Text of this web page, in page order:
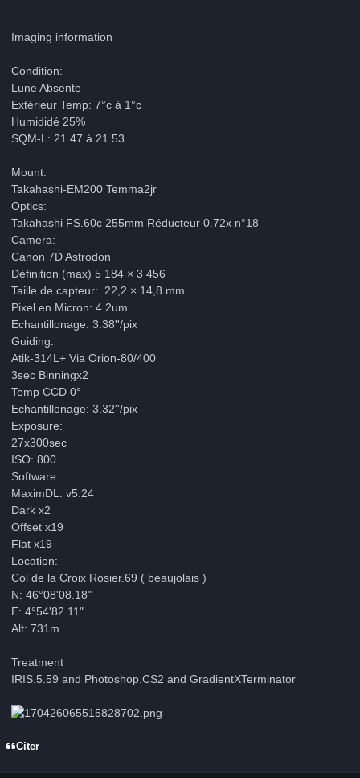
Imaging information
Condition:
Lune Absente
Extérieur Temp: 7°c à 1°c
Humididé 25%
SQM-L: 21.47 à 21.53
Mount:
Takahashi-EM200 Temma2jr
Optics:
Takahashi FS.60c 255mm Réducteur 0.72x n°18
Camera:
Canon 7D Astrodon
Définition (max) 5 184 × 3 456
Taille de capteur‎: ‎ 22,2 × 14,8 mm
Pixel en Micron: 4.2um
Echantillonage: 3.38''/pix
Guiding:
Atik-314L+ Via Orion-80/400
3sec Binningx2
Temp CCD 0°
Echantillonage: 3.32''/pix
Exposure:
27x300sec
ISO: 800
Software:
MaximDL. v5.24
Dark x2
Offset x19
Flat x19
Location:
Col de la Croix Rosier.69 ( beaujolais )
N: 46°08'08.18"
E: 4°54'82.11"
Alt: 731m
Treatment
IRIS.5.59 and Photoshop.CS2 and GradientXTerminator
Citer